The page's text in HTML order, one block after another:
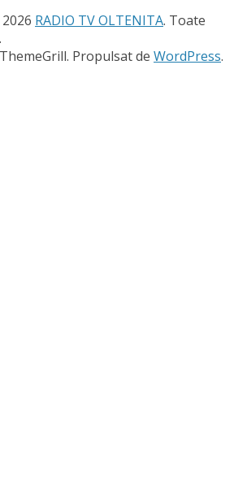
RADIO TV OLTENITA. Toate
Propulsat de WordPress.